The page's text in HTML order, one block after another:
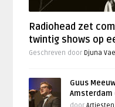
Radiohead zet
twintig shows op
Geschreven door Djuna
Guus
Amsterdam